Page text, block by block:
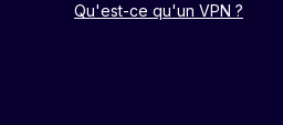
Qu'est-ce qu'un VPN ?